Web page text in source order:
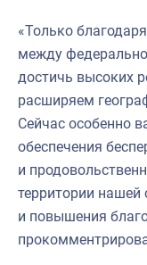
«Только
между
достичь высоких
расширяем
Сейчас особенно
обеспечения
и
территории нашей
и повышения